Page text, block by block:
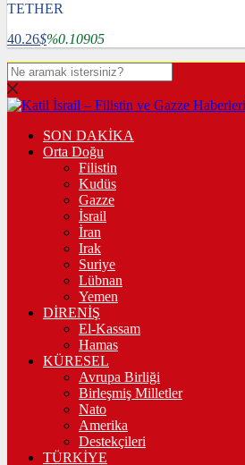
TETHER
40.26$%0.10905
SON DAKİKA
Orta Doğu
Filistin
Kudüs
Gazze
İsrail
İran
Irak
Suriye
Lübnan
Yemen
DİRENİŞ
El-Kassam
Hamas
KÜRESEL
Avrupa Birliği
Birleşmiş Milletler
Nato
Amerika
Destekçileri
TÜRKİYE